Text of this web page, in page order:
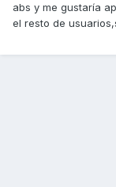
abs y me gustaría
el resto de